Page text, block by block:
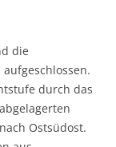
die
durch das
Ostsüdost.